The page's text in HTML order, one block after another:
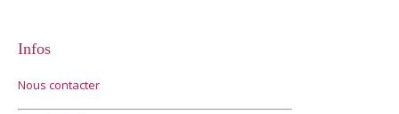
Infos
Nous contacter